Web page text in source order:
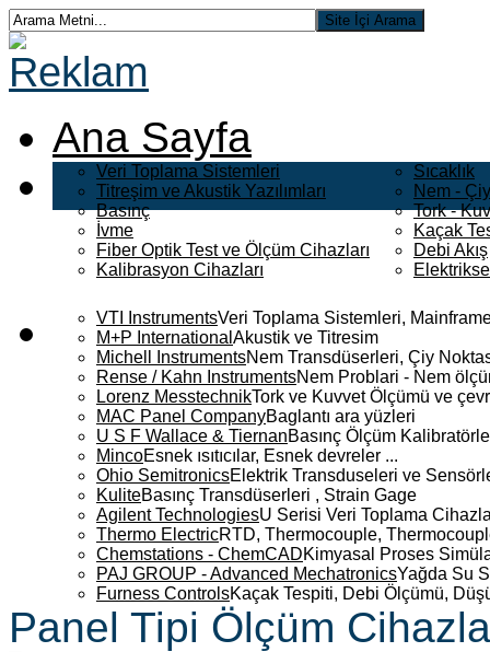
Ana Sayfa
Veri Toplama Sistemleri
Titreşim ve Akustik Yazılımları
Basınç
İvme
Fiber Optik Test ve Ölçüm Cihazları
Kalibrasyon Cihazları
Sıcaklık
Nem -
Tork -
Kaçak
Debi Akış
VTI InstrumentsVeri Toplama Sistemleri,
M+P International Akustik ve Titresim
Michell InstrumentsNem Transdüserleri, Çiy
Rense / Kahn InstrumentsNem Problari - Nem
Lorenz MesstechnikTork ve Kuvvet Ölçümü ve
MAC Panel CompanyBaglantı ara yüzleri
U S F Wallace & TiernanBasınç Ölçüm
MincoEsnek ısıtıcılar, Esnek devreler ...
Ohio SemitronicsElektrik Transduseleri ve
KuliteBasınç Transdüserleri , Strain Gage
Agilent TechnologiesU Serisi Veri Toplama
Thermo ElectricRTD, Thermocouple,
Chemstations - ChemCADKimyasal Proses
PAJ GROUP - Advanced MechatronicsYağda Su
Furness ControlsKaçak Tespiti, Debi Ölçümü,
Panel Tipi Ölçüm